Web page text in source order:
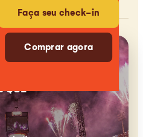
Faça seu check-in
Comprar agora
22 DE JUN. DE 2026
de
que